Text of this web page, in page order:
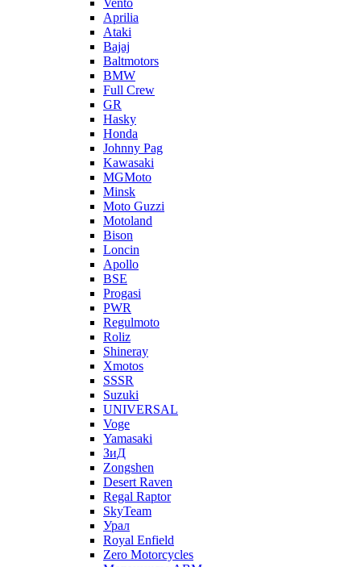
Vento
Aprilia
Ataki
Bajaj
Baltmotors
BMW
Full Crew
GR
Hasky
Honda
Johnny Pag
Kawasaki
MGMoto
Minsk
Moto Guzzi
Motoland
Bison
Loncin
Apollo
BSE
Progasi
PWR
Regulmoto
Roliz
Shineray
Xmotos
SSSR
Suzuki
UNIVERSAL
Voge
Yamasaki
ЗиД
Zongshen
Desert Raven
Regal Raptor
SkyTeam
Урал
Royal Enfield
Zero Motorcycles